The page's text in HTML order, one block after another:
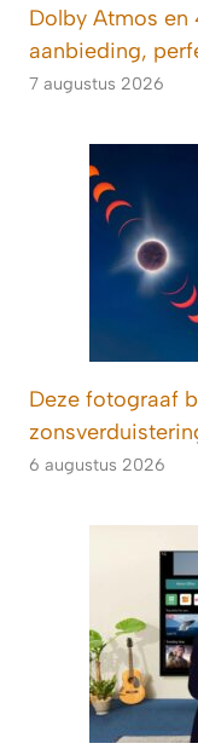
Dolby Atmos en
aanbieding,
7 augustus 2026
Deze fotograaf
6 augustus 2026